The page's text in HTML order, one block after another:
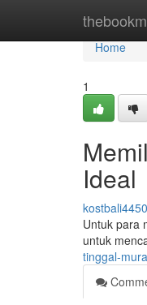
Home
Home
1
Ideal
Untuk para
untuk
tinggal-